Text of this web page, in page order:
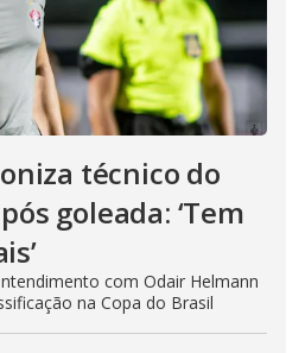
técnico do
goleada: ‘Tem
com Odair Helmann
na Copa do Brasil